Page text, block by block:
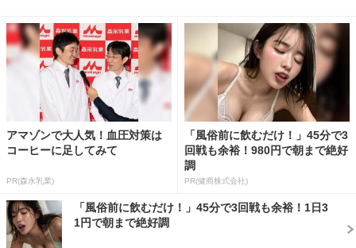
アマゾンで大人気！血圧対策は
コーヒーに足してみて
PR(森永乳業)
「風俗前に飲むだけ！」45分で3
回戦も余裕！980円で朝まで絶好
調
PR(健商株式会社)
「風俗前に飲むだけ！」45分で3回戦も余裕！1日3
1円で朝まで絶好調